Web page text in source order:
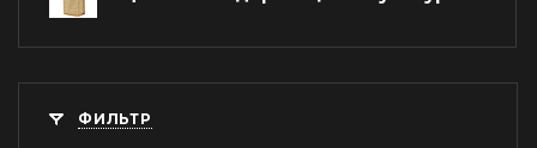
ФИЛЬТР